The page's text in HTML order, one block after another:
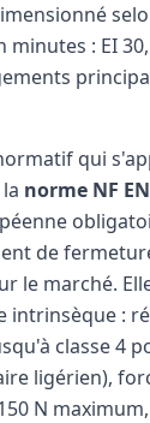
minutes : EI
qui
norme NF
de
le marché.
intrinsèque :
classe 4
ligérien),
N